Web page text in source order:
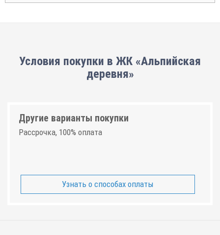
Условия покупки в ЖК «Альпийская
деревня»
Другие варианты покупки
Рассрочка, 100% оплата
Узнать о способах оплаты